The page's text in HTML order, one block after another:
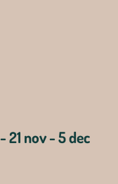
21 nov - 5 dec